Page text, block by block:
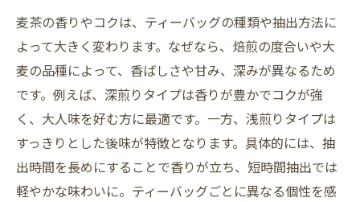
麦茶の香りやコクは、ティーバッグの種類や抽出方法に
よって大きく変わります。なぜなら、焙煎の度合いや大
麦の品種によって、香ばしさや甘み、深みが異なるため
です。例えば、深煎りタイプは香りが豊かでコクが強
く、大人味を好む方に最適です。一方、浅煎りタイプは
すっきりとした後味が特徴となります。具体的には、抽
出時間を長めにすることで香りが立ち、短時間抽出では
軽やかな味わいに。ティーバッグごとに異なる個性を感